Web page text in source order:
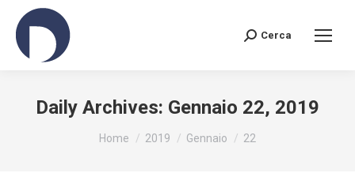
Search:
Cerca
Daily Archives: Gennaio 22, 2019
You are here:
Home 2019 Gennaio 22